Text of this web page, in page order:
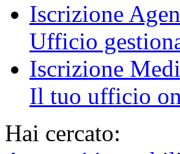
Iscrizione
Ufficio
Iscrizione
Il tuo ufficio
Hai cercato: